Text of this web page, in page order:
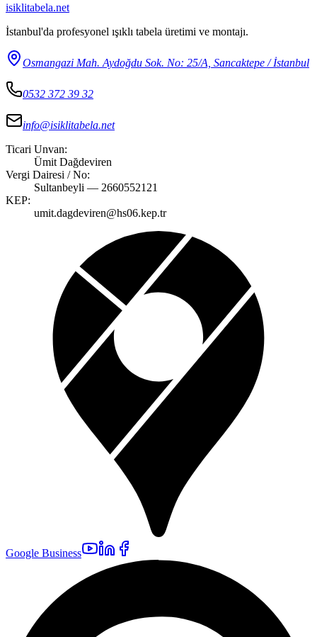
isiklitabela.net
İstanbul'da profesyonel ışıklı tabela üretimi ve montajı.
Osmangazi Mah. Aydoğdu Sok. No: 25/A, Sancaktepe / İstanbul
0532 372 39 32
info@isiklitabela.net
Ticari Unvan:
Ümit Dağdeviren
Vergi Dairesi / No:
Sultanbeyli — 2660552121
KEP:
umit.dagdeviren@hs06.kep.tr
Google Business